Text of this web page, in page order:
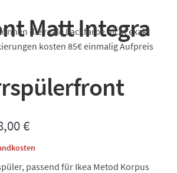
die reale Lackfarbe nicht exakt
kosten 85€ einmalig Aufpreis
Matt Integra
€
passend für Ikea Metod Korpus